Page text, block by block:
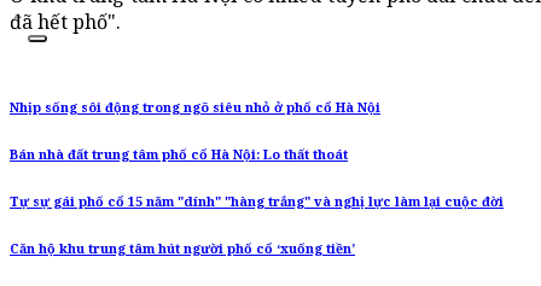
đã hết phố".
Nhịp sống sôi động trong ngõ siêu nhỏ ở phố cổ Hà Nội
Bán nhà đất trung tâm phố cổ Hà Nội: Lo thất thoát
Tự sự gái phố cổ 15 năm "dính" "hàng trắng" và nghị lực làm lại cuộc đời
Căn hộ khu trung tâm hút người phố cổ ‘xuống tiền’